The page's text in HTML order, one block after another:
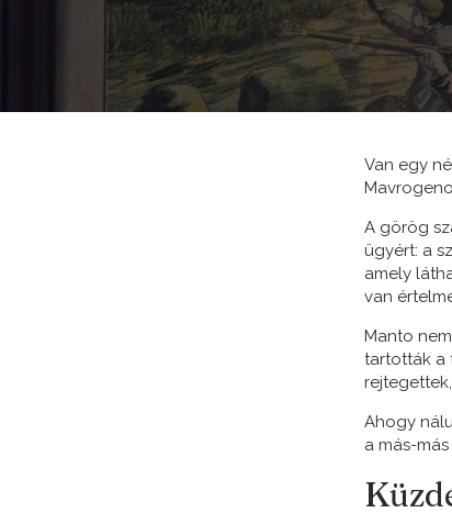
Van egy
A görög
ügyért: a
amely
van
Manto
tartották a
Ahogy
a más-